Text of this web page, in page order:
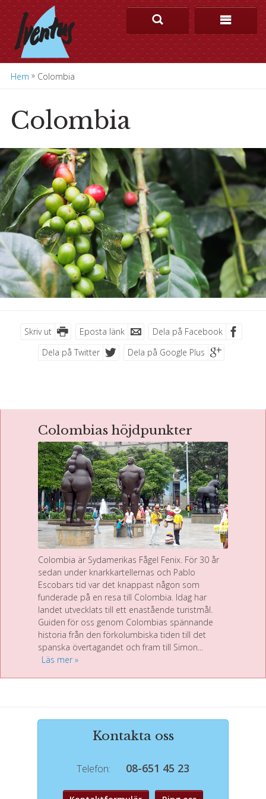
Hem » Colombia
Colombia
Skriv ut Eposta länk
Dela på Facebook
Dela på Twitter
Dela på Google Plus
Colombias höjdpunkter
Colombia är Sydamerikas Fågel Fenix. För 30 år
sedan under knarkkartellernas och Pablo
Escobars tid var det knappast någon som
funderade på en resa till Colombia. Idag har
landet utvecklats till ett enastående turistmål.
Guiden för oss genom Colombias spännande
historia från den förkolumbiska tiden till det
spanska övertagandet och fram till Simon...
Läs mer
Kontakta oss
Telefon: 08-651 45 23